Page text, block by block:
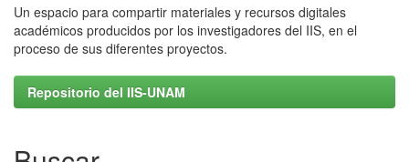
Un espacio para compartir materiales y recursos digitales
académicos producidos por los investigadores del IIS, en el
proceso de sus diferentes proyectos.
Repositorio del IIS-UNAM